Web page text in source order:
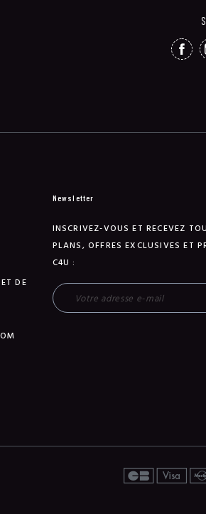
DE
Newsletter
INSCRIVEZ-VOUS ET RECEVEZ
PLANS, OFFRES EXCLUSIVES ET
C4U :